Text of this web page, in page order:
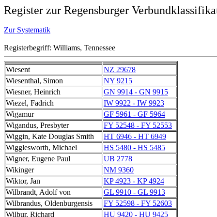
Register zur Regensburger
Zur Systematik
Registerbegriff: Williams, Tennessee
Wiesent
NZ 29678
Wiesenthal, Simon
NY 9215
Wiesner, Heinrich
GN 9914 - GN 9915
Wiezel, Fadrich
IW 9922 - IW 9923
Wigamur
GF 5961 - GF 5964
Wigandus, Presbyter
FY 52548 - FY 52553
Wiggin, Kate Douglas Smith
HT 6946 - HT 6949
Wigglesworth, Michael
HS 5480 - HS 5485
Wigner, Eugene Paul
UB 2778
Wikinger
NM 9360
Wiktor, Jan
KP 4923 - KP 4924
Wilbrandt, Adolf von
GL 9910 - GL 9913
Wilbrandus, Oldenburgensis
FY 52598 - FY 52603
Wilbur, Richard
HU 9420 - HU 9425